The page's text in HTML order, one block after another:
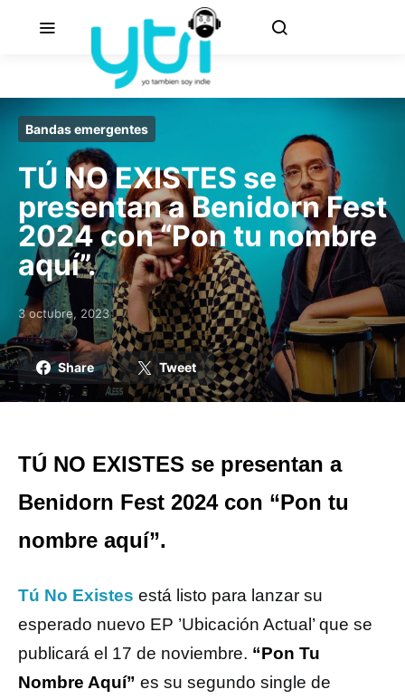
Bandas emergentes
TÚ NO EXISTES se
presentan a Benidorn Fest
2024 con “Pon tu nombre
aquí”.
Posted on
3 octubre, 2023
Share Tweet
TÚ NO EXISTES se presentan a
Benidorn Fest 2024 con “Pon tu
nombre aquí”.
Tú No Existes está listo para lanzar su
esperado nuevo EP ’Ubicación Actual’ que se
publicará el 17 de noviembre. “Pon Tu
Nombre Aquí” es su segundo single de